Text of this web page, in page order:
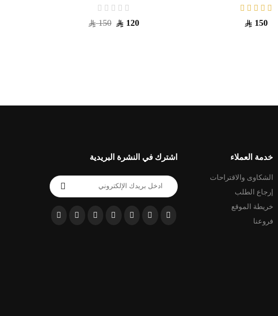
150
120
150
خدمة العملاء
الشكاوى والاقتراحات
إرجاع الطلب
خريطة الموقع
فروعنا
اشترك في النشرة البريدية